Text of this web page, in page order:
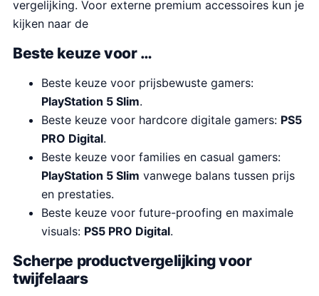
vergelijking. Voor externe premium accessoires kun je
kijken naar de
Beste keuze voor …
Beste keuze voor prijsbewuste gamers:
PlayStation 5 Slim.
Beste keuze voor hardcore digitale gamers: PS5
PRO Digital.
Beste keuze voor families en casual gamers:
PlayStation 5 Slim vanwege balans tussen prijs
en prestaties.
Beste keuze voor future-proofing en maximale
visuals: PS5 PRO Digital.
Scherpe productvergelijking voor
twijfelaars